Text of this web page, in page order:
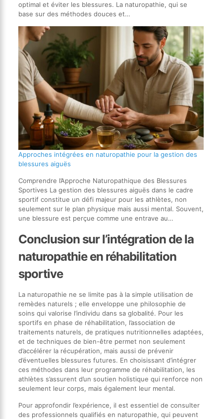
optimal et éviter les blessures. La naturopathie, qui se
base sur des méthodes douces et…
Approches intégrées en naturopathie pour la gestion des
blessures aiguës
Comprendre l’Approche Naturopathique des Blessures
Sportives La gestion des blessures aiguës dans le cadre
sportif constitue un défi majeur pour les athlètes, non
seulement sur le plan physique mais aussi mental. Souvent,
une blessure est perçue comme une entrave au…
Conclusion sur l’intégration de la
naturopathie en réhabilitation
sportive
La naturopathie ne se limite pas à la simple utilisation de
remèdes naturels ; elle enveloppe une philosophie de
soins qui valorise l’individu dans sa globalité. Pour les
sportifs en phase de réhabilitation, l’association de
traitements naturels, de pratiques nutritionnelles adaptées,
et de techniques de bien-être permet non seulement
d’accélérer la récupération, mais aussi de prévenir
d’éventuelles blessures futures. En choisissant d’intégrer
ces méthodes dans leur programme de réhabilitation, les
athlètes s’assurent d’un soutien holistique qui renforce non
seulement leur corps, mais également leur mental.
Pour approfondir l’expérience, il est essentiel de consulter
des professionnels qualifiés en naturopathie, qui peuvent